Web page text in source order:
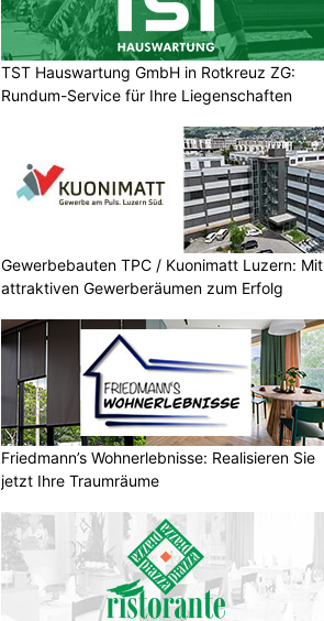
TST Hauswartung GmbH in Rotkreuz ZG:
Rundum-Service für Ihre Liegenschaften
Gewerbebauten TPC / Kuonimatt Luzern: Mit
attraktiven Gewerberäumen zum Erfolg
Friedmann’s Wohnerlebnisse: Realisieren Sie
jetzt Ihre Traumräume